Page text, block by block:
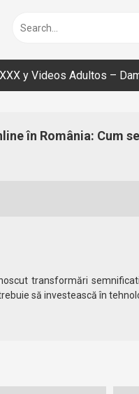
y Videos Adultos –
în România: Cum
transformări
să investească în
necesitatea ca operatorii